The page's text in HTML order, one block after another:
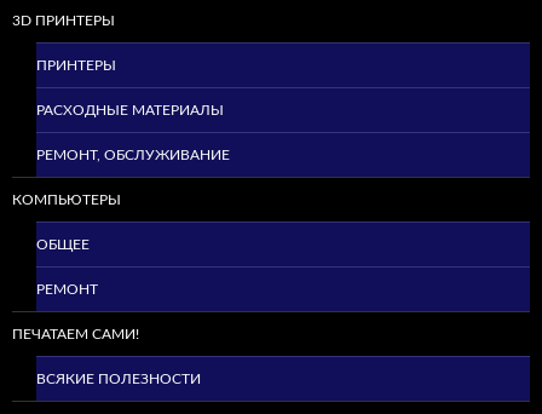
3D ПРИНТЕРЫ
ПРИНТЕРЫ
РАСХОДНЫЕ МАТЕРИАЛЫ
РЕМОНТ, ОБСЛУЖИВАНИЕ
КОМПЬЮТЕРЫ
ОБЩЕЕ
РЕМОНТ
ПЕЧАТАЕМ САМИ!
ВСЯКИЕ ПОЛЕЗНОСТИ